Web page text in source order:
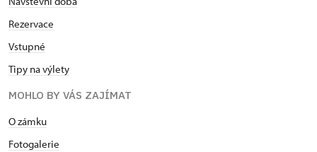
Rezervace
Vstupné
Tipy na výlety
MOHLO BY VÁS ZAJÍMAT
O zámku
Fotogalerie